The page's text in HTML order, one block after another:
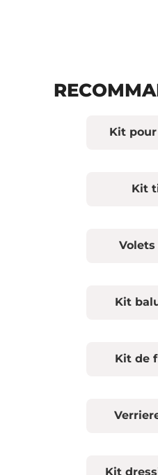
Kit
Kit
Kit
Kit de
Kit